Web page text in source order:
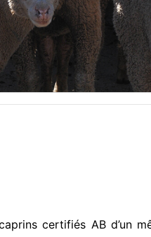
certifiés AB d’un